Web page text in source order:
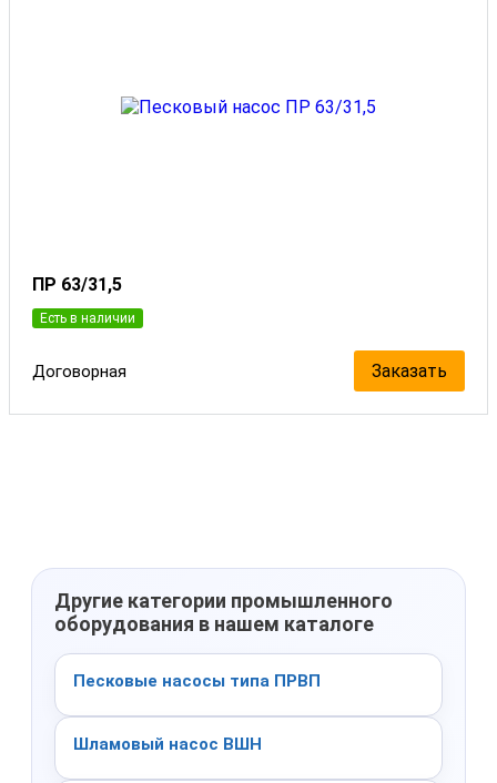
ПР 63/31,5
Есть в наличии
Договорная Заказать
Другие категории промышленного
оборудования в нашем каталоге
Песковые насосы типа ПРВП
Шламовый насос ВШН